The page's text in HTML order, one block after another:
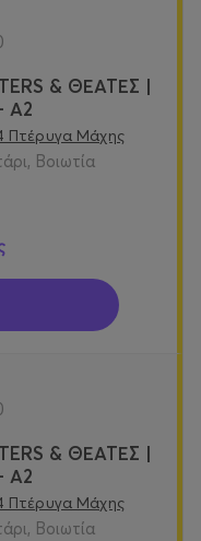
& ΘΕΑΤΕΣ |
Α2
Πτέρυγα Μάχης
Βοιωτία
& ΘΕΑΤΕΣ |
Α2
Πτέρυγα Μάχης
Βοιωτία